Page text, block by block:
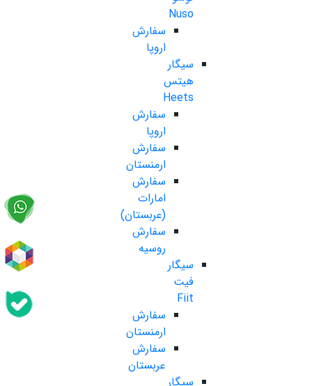
Nuso
سفارش
اروپا
سیگار
هیتس
Heets
سفارش
اروپا
سفارش
ارمنستان
سفارش
امارات
(عربستان)
سفارش
روسیه
سیگار
فیت
Fiit
سفارش
ارمنستان
سفارش
عربستان
سیگار